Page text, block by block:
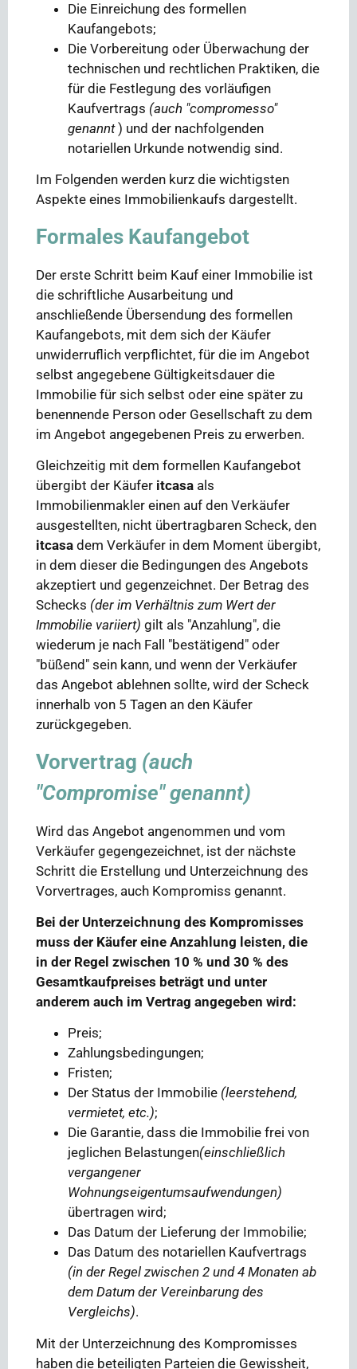
Die Einreichung des formellen
Kaufangebots;
Die Vorbereitung oder Überwachung der
technischen und rechtlichen Praktiken, die
für die Festlegung des vorläufigen
Kaufvertrags (auch "compromesso"
genannt) und der nachfolgenden
notariellen Urkunde notwendig sind.
Im Folgenden werden kurz die wichtigsten
Aspekte eines Immobilienkaufs dargestellt.
Formales Kaufangebot
Der erste Schritt beim Kauf einer Immobilie ist
die schriftliche Ausarbeitung und
anschließende Übersendung des formellen
Kaufangebots, mit dem sich der Käufer
unwiderruflich verpflichtet, für die im Angebot
selbst angegebene Gültigkeitsdauer die
Immobilie für sich selbst oder eine später zu
benennende Person oder Gesellschaft zu dem
im Angebot angegebenen Preis zu erwerben.
Gleichzeitig mit dem formellen Kaufangebot
übergibt der Käufer itcasa als
Immobilienmakler einen auf den Verkäufer
ausgestellten, nicht übertragbaren Scheck, den
itcasa dem Verkäufer in dem Moment übergibt,
in dem dieser die Bedingungen des Angebots
akzeptiert und gegenzeichnet. Der Betrag des
Schecks (der im Verhältnis zum Wert der
Immobilie variiert) gilt als "Anzahlung", die
wiederum je nach Fall "bestätigend" oder
"büßend" sein kann, und wenn der Verkäufer
das Angebot ablehnen sollte, wird der Scheck
innerhalb von 5 Tagen an den Käufer
zurückgegeben.
Vorvertrag (auch
"Compromise" genannt)
Wird das Angebot angenommen und vom
Verkäufer gegengezeichnet, ist der nächste
Schritt die Erstellung und Unterzeichnung des
Vorvertrages, auch Kompromiss genannt.
Bei der Unterzeichnung des Kompromisses
muss der Käufer eine Anzahlung leisten, die
in der Regel zwischen 10 % und 30 % des
Gesamtkaufpreises beträgt und unter
anderem auch im Vertrag angegeben wird:
Preis;
Zahlungsbedingungen;
Fristen;
Der Status der Immobilie (leerstehend,
vermietet, etc.);
Die Garantie, dass die Immobilie frei von
jeglichen Belastungen(einschließlich
vergangener
Wohnungseigentumsaufwendungen)
übertragen wird;
Das Datum der Lieferung der Immobilie;
Das Datum des notariellen Kaufvertrags
(in der Regel zwischen 2 und 4 Monaten ab
dem Datum der Vereinbarung des
Vergleichs).
Mit der Unterzeichnung des Kompromisses
haben die beteiligten Parteien die Gewissheit,